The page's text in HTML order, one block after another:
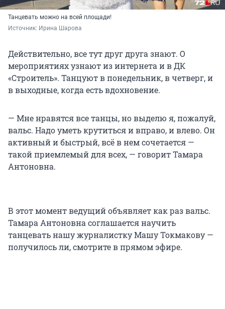
Танцевать можно на всей площади!
Источник: Ирина Шарова
Действительно, все тут друг друга знают. О
мероприятиях узнают из интернета и в ДК
«Строитель». Танцуют в понедельник, в четверг, и
в выходные, когда есть вдохновение.
— Мне нравятся все танцы, но выделю я, пожалуй,
вальс. Надо уметь крутиться и вправо, и влево. Он
активный и быстрый, всё в нем сочетается —
такой приемлемый для всех, — говорит Тамара
Антоновна.
В этот момент ведущий объявляет как раз вальс.
Тамара Антоновна соглашается научить
танцевать нашу журналистку Машу Токмакову —
получилось ли, смотрите в прямом эфире.